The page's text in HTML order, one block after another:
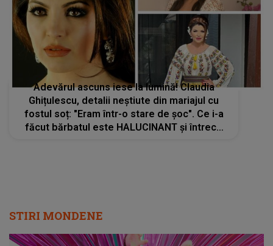
Adevărul ascuns iese la lumină! Claudia
Ghițulescu, detalii neștiute din mariajul cu
fostul soț: "Eram într-o stare de șoc". Ce i-a
făcut bărbatul este HALUCINANT și întrece
STIRI MONDENE